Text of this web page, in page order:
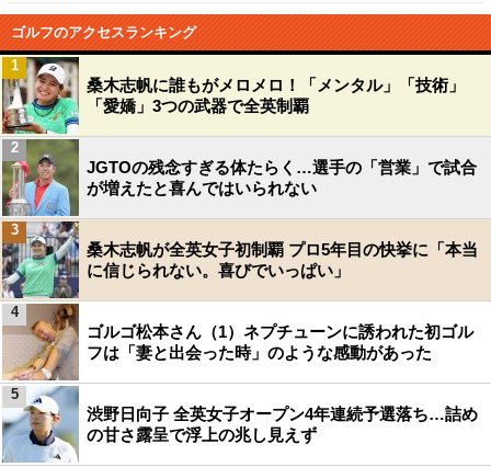
ゴルフのアクセスランキング
桑木志帆に誰もがメロメロ！「メンタル」「技術」
「愛嬌」3つの武器で全英制覇
1
JGTOの残念すぎる体たらく…選手の「営業」で試合
が増えたと喜んではいられない
2
桑木志帆が全英女子初制覇 プロ5年目の快挙に「本当
に信じられない。喜びでいっぱい」
3
ゴルゴ松本さん（1）ネプチューンに誘われた初ゴル
フは「妻と出会った時」のような感動があった
4
渋野日向子 全英女子オープン4年連続予選落ち…詰め
の甘さ露呈で浮上の兆し見えず
5